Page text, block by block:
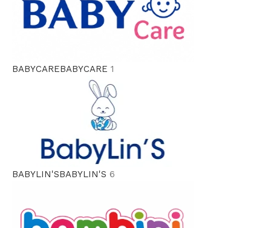
BABYCAREBABYCARE 1
BABYLIN'SBABYLIN'S 6